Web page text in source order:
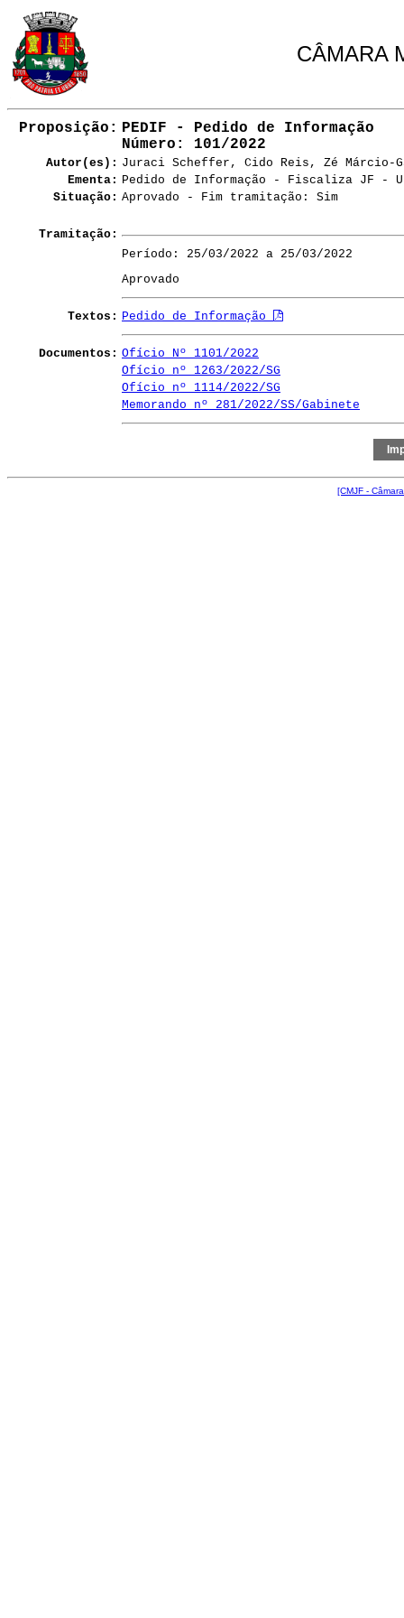
CÂMARA
Proposição: PEDIF - Pedido de Informação
Número : 101/2022
Autor(es): Juraci Scheffer, Cido Reis, Zé Márcio-
Ementa: Pedido de Informação - Fiscaliza JF -
Situação: Aprovado - Fim tramitação: Sim
Tramitação:
Período: 25/03/2022 a 25/03/2022
Aprovado
Textos: Pedido de Informação
Documentos: Ofício Nº 1101/2022
Ofício nº 1263/2022/SG
Ofício nº 1114/2022/SG
Memorando nº 281/2022/SS/Gabinete
[CMJF -